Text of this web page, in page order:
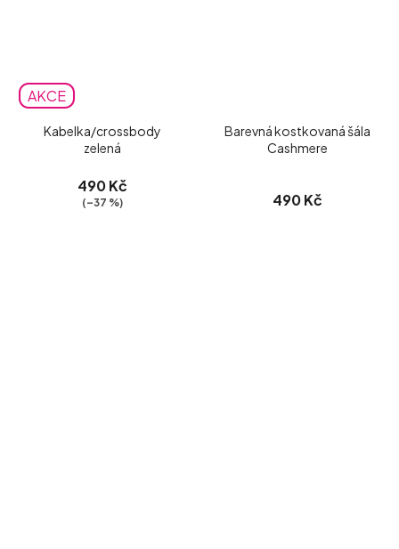
AKCE
Kabelka/crossbody
zelená
490 Kč
(–37 %)
Barevná kostkovaná šála
Cashmere
490 Kč